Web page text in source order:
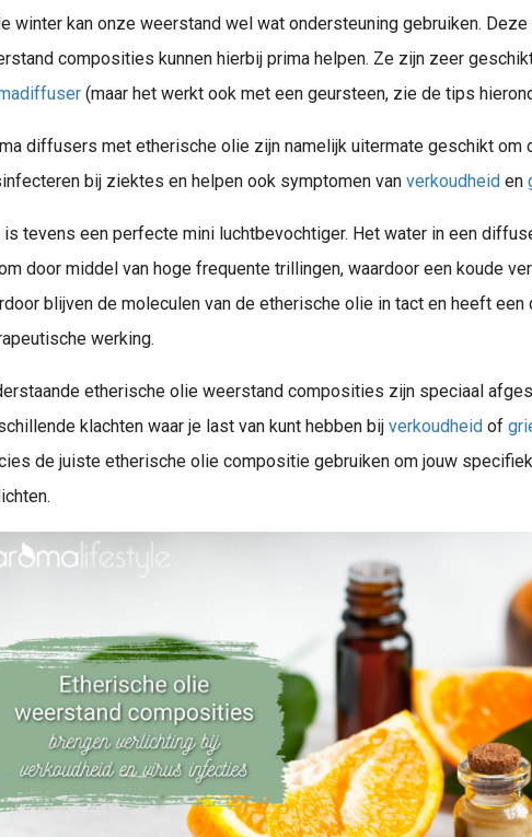
winter kan onze weerstand wel wat ondersteuning gebruiken.
composities kunnen hierbij prima helpen. Ze zijn zeer
(maar het werkt ook met een geursteen, zie de tips
diffusers met etherische olie zijn namelijk uitermate geschikt om
bij ziektes en helpen ook symptomen van verkoudheid en
is tevens een perfecte mini luchtbevochtiger. Het water in een
door middel van hoge frequente trillingen, waardoor een koude
blijven de moleculen van de etherische olie in tact en heeft
werking.
etherische olie weerstand composities zijn speciaal
klachten waar je last van kunt hebben bij verkoudheid of
de juiste etherische olie compositie gebruiken om jouw